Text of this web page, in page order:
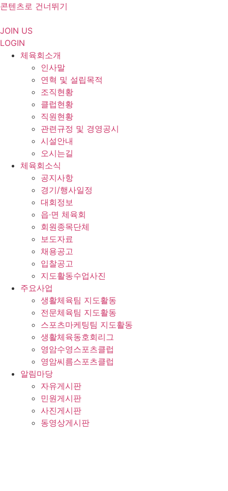
콘텐츠로 건너뛰기
JOIN US
LOGIN
체육회소개
인사말
연혁 및 설립목적
조직현황
클럽현황
직원현황
관련규정 및 경영공시
시설안내
오시는길
체육회소식
공지사항
경기/행사일정
대회정보
읍·면 체육회
회원종목단체
보도자료
채용공고
입찰공고
지도활동수업사진
주요사업
생활체육팀 지도활동
전문체육팀 지도활동
스포츠마케팅팀 지도활동
생활체육동호회리그
영암수영스포츠클럽
영암씨름스포츠클럽
알림마당
자유게시판
민원게시판
사진게시판
동영상게시판